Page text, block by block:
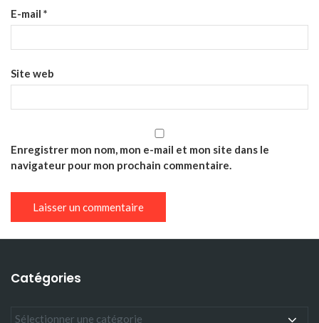
E-mail *
Site web
Enregistrer mon nom, mon e-mail et mon site dans le
navigateur pour mon prochain commentaire.
Catégories